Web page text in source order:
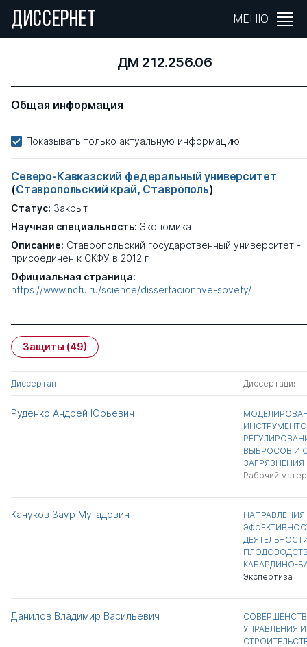
ДИССЕРНЕТ МЕНЮ
ДМ 212.256.06
Общая информация
Показывать только актуальную информацию
Северо-Кавказский федеральный университет
(Ставропольский край, Ставрополь)
Статус: Закрыт
Научная специальность: Экономика
Описание: Ставропольский государственный университет -
присоединен к СКФУ в 2012 г.
Официальная страница:
https://www.ncfu.ru/science/dissertacionnye-sovety/
Защиты (49)
Диссертант Диссертация
Руденко Андрей Юрьевич
ВЫБРОСОВ И
Рабочий
Кануков Заур Мугадович
КАБАРДИНО-
Экспертиза
Данилов Владимир Васильевич
УПРАВЛЕНИЯ